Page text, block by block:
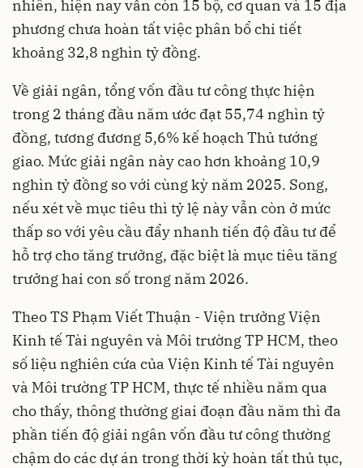
nhiên, hiện nay vẫn còn 15 bộ, cơ quan và 15 địa
phương chưa hoàn tất việc phân bổ chi tiết
khoảng 32,8 nghìn tỷ đồng.
Về giải ngân, tổng vốn đầu tư công thực hiện
trong 2 tháng đầu năm ước đạt 55,74 nghìn tỷ
đồng, tương đương 5,6% kế hoạch Thủ tướng
giao. Mức giải ngân này cao hơn khoảng 10,9
nghìn tỷ đồng so với cùng kỳ năm 2025. Song,
nếu xét về mục tiêu thì tỷ lệ này vẫn còn ở mức
thấp so với yêu cầu đẩy nhanh tiến độ đầu tư để
hỗ trợ cho tăng trưởng, đặc biệt là mục tiêu tăng
trưởng hai con số trong năm 2026.
Theo TS Phạm Viết Thuận - Viện trưởng Viện
Kinh tế Tài nguyên và Môi trường TP HCM, theo
số liệu nghiên cứa của Viện Kinh tế Tài nguyên
và Môi trường TP HCM, thực tế nhiều năm qua
cho thấy, thông thường giai đoạn đầu năm thì đa
phần tiến độ giải ngân vốn đầu tư công thường
chậm do các dự án trong thời kỳ hoàn tất thủ tục,